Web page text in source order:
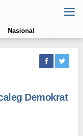
Nasional
Demokrat